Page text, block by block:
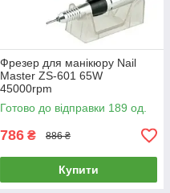
Фрезер для манікюру Nail
Master ZS-601 65W
45000rpm
Готово до відправки 189 од.
786 ₴ 886 ₴
Купити